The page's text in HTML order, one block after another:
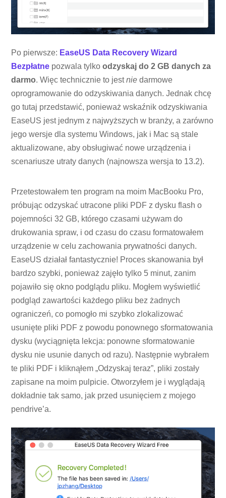
Po pierwsze: EaseUS Data Recovery Wizard
Bezpłatne pozwala tylkoodzyskaj do 2 GB danych za
darmo. Więc technicznie to jestnie darmowe
oprogramowanie do odzyskiwania danych. Jednak chcę
go tutaj przedstawić, ponieważ wskaźnik odzyskiwania
EaseUS jest jednym z najwyższych w branży, a zarówno
jego wersje dla systemu Windows, jak i Mac są stale
aktualizowane, aby obsługiwać nowe urządzenia i
scenariusze utraty danych (najnowsza wersja to 13.2).
Przetestowałem ten program na moim MacBooku Pro,
próbując odzyskać utracone pliki PDF z dysku flash o
pojemności 32 GB, którego czasami używam do
drukowania spraw, i od czasu do czasu formatowałem
urządzenie w celu zachowania prywatności danych.
EaseUS działał fantastycznie! Proces skanowania był
bardzo szybki, ponieważ zajęło tylko 5 minut, zanim
pojawiło się okno podglądu pliku. Mogłem wyświetlić
podgląd zawartości każdego pliku bez żadnych
ograniczeń, co pomogło mi szybko zlokalizować
usunięte pliki PDF z powodu ponownego sformatowania
dysku (wyciągnięta lekcja: ponowne sformatowanie
dysku nie usunie danych od razu). Następnie wybrałem
te pliki PDF i kliknąłem „Odzyskaj teraz”, pliki zostały
zapisane na moim pulpicie. Otworzyłem je i wyglądają
dokładnie tak samo, jak przed usunięciem z mojego
pendrive’a.